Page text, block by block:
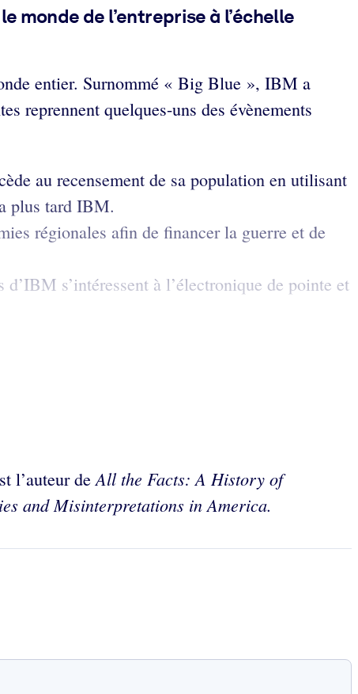
monde de l’entreprise à l’échelle
entier. Surnommé « Big Blue », IBM a
reprennent quelques-uns des évènements
au recensement de sa population en utilisant
plus tard IBM.
régionales afin de financer la guerre et de
s’intéressent à l’électronique de pointe et
l’auteur deAll the Facts: A History of
and Misinterpretations in America.